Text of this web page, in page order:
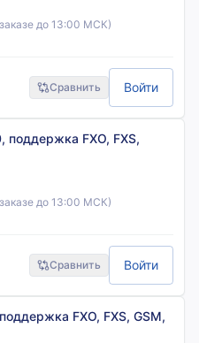
до 13:00 МСК)
Сравнить Войти
поддержка FXO, FXS,
до 13:00 МСК)
Сравнить Войти
FXO, FXS, GSM,